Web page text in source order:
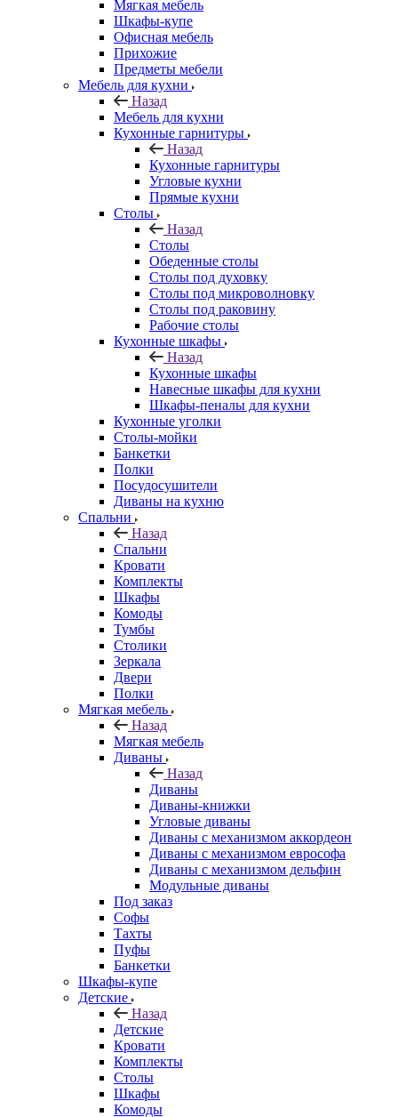
Мягкая мебель
Шкафы-купе
Офисная мебель
Прихожие
Предметы мебели
Мебель для кухни
Назад
Мебель для кухни
Кухонные гарнитуры
Назад
Кухонные гарнитуры
Угловые кухни
Прямые кухни
Столы
Назад
Столы
Обеденные столы
Столы под духовку
Столы под микроволновку
Столы под раковину
Рабочие столы
Кухонные шкафы
Назад
Кухонные шкафы
Навесные шкафы для кухни
Шкафы-пеналы для кухни
Кухонные уголки
Столы-мойки
Банкетки
Полки
Посудосушители
Диваны на кухню
Спальни
Назад
Спальни
Кровати
Комплекты
Шкафы
Комоды
Тумбы
Столики
Зеркала
Двери
Полки
Мягкая мебель
Назад
Мягкая мебель
Диваны
Назад
Диваны
Диваны-книжки
Угловые диваны
Диваны с механизмом аккордеон
Диваны с механизмом еврософа
Диваны с механизмом дельфин
Модульные диваны
Под заказ
Софы
Тахты
Пуфы
Банкетки
Шкафы-купе
Детские
Назад
Детские
Кровати
Комплекты
Столы
Шкафы
Комоды